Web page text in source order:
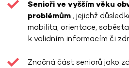
Senioři ve vyšším věku
problémům , jejichž
mobilita, orientace,
k validním informacím či
Značná část seniorů jako